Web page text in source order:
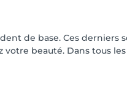
de base. Ces derniers
beauté. Dans tous